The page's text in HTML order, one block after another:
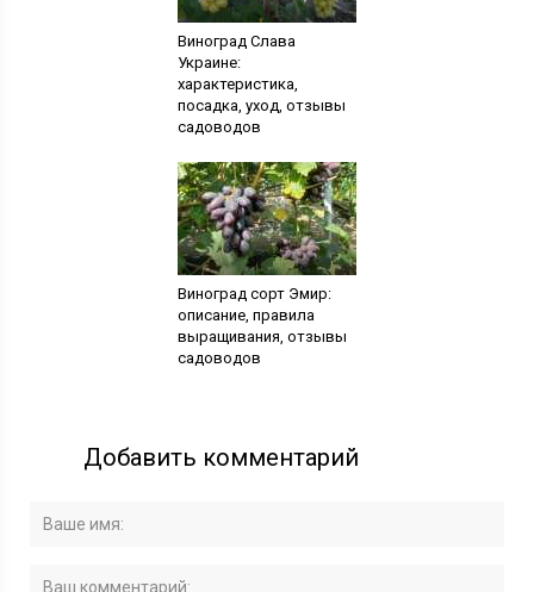
Виноград Слава
Украине:
характеристика,
посадка, уход, отзывы
садоводов
Виноград сорт Эмир:
описание, правила
выращивания, отзывы
садоводов
Добавить комментарий